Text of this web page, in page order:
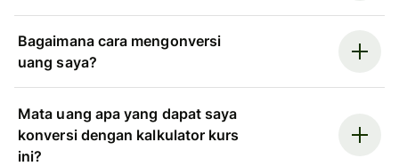
Bagaimana cara mengonversi
uang saya?
Mata uang apa yang dapat saya
konversi dengan kalkulator kurs
ini?